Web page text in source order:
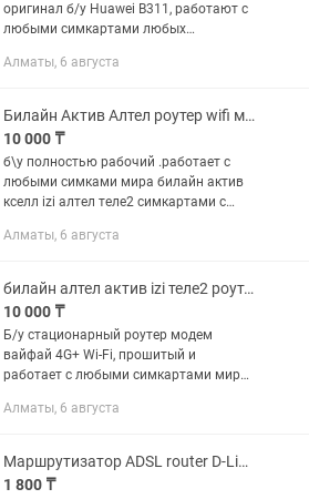
оригинал б/у Huawei B311, работают с
любыми симкартами любых
казахтелеком билайн актив кселл izi и
Алматы, 6 августа
Билайн Актив Алтел роутер wifi модем 4G до 150мб.сек
10 000 ₸
б\у полностью рабочий .работает с
любыми симками мира билайн актив
кселл izi алтел теле2 симкартами с
сек, по стандарту 4G+ CPE можно
Алматы, 6 августа
билайн алтел актив izi теле2 роутер модем 4G
10 000 ₸
Б/у стационарный роутер модем
вайфай 4G+ Wi-Fi, прошитый и
работает с любыми симкартами мира -
казахтелеком, раздает интернет через
Алматы, 6 августа
Маршрутизатор ADSL router D-Link DSL-2540U
1 800 ₸